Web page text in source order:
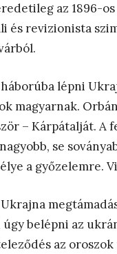
az
és revizionista
lépni
magyarnak.
– Kárpátalját.
se
a győzelemre.
belépni az
az